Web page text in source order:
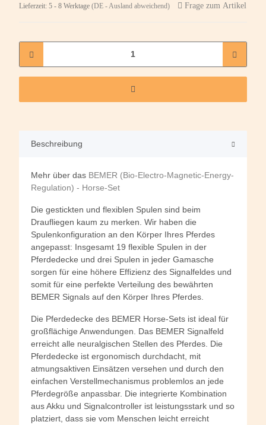
Lieferzeit: 5 - 8 Werktage (DE - Ausland abweichend) Frage zum Artikel
Beschreibung
Mehr über das BEMER (Bio-Electro-Magnetic-Energy-
Regulation) - Horse-Set
Die gestickten und flexiblen Spulen sind beim
Draufliegen kaum zu merken. Wir haben die
Spulenkonfiguration an den Körper Ihres Pferdes
angepasst: Insgesamt 19 flexible Spulen in der
Pferdedecke und drei Spulen in jeder Gamasche
sorgen für eine höhere Effizienz des Signalfeldes und
somit für eine perfekte Verteilung des bewährten
BEMER Signals auf den Körper Ihres Pferdes.
Die Pferdedecke des BEMER Horse-Sets ist ideal für
großflächige Anwendungen. Das BEMER Signalfeld
erreicht alle neuralgischen Stellen des Pferdes. Die
Pferdedecke ist ergonomisch durchdacht, mit
atmungsaktiven Einsätzen versehen und durch den
einfachen Verstellmechanismus problemlos an jede
Pferdegröße anpassbar. Die integrierte Kombination
aus Akku und Signalcontroller ist leistungsstark und so
platziert, dass sie vom Menschen leicht erreicht